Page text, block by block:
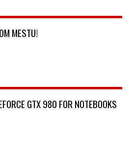
MESTU!
GTX 980 FOR NOTEBOOKS